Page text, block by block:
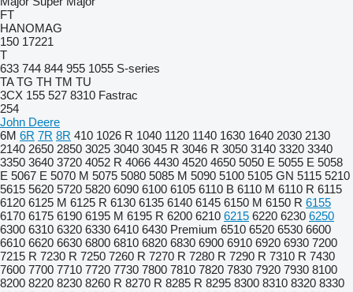
FT
HANOMAG
150 17221
T
633 744 844 955 1055 S-series
TA TG TH TM TU
3CX 155 527 8310 Fastrac
254
John Deere
6M 6R 7R 8R 410 1026 R 1040 1120 1140 1630 1640 2030 2130
2140 2650 2850 3025 3040 3045 R 3046 R 3050 3140 3320 3340
3350 3640 3720 4052 R 4066 4430 4520 4650 5050 E 5055 E 5058
E 5067 E 5070 M 5075 5080 5085 M 5090 5100 5105 GN 5115 5210
5615 5620 5720 5820 6090 6100 6105 6110 B 6110 M 6110 R 6115
6120 6125 M 6125 R 6130 6135 6140 6145 6150 M 6150 R 6155
6170 6175 6190 6195 M 6195 R 6200 6210 6215 6220 6230 6250
6300 6310 6320 6330 6410 6430 Premium 6510 6520 6530 6600
6610 6620 6630 6800 6810 6820 6830 6900 6910 6920 6930 7200
7215 R 7230 R 7250 7260 R 7270 R 7280 R 7290 R 7310 R 7430
7600 7700 7710 7720 7730 7800 7810 7820 7830 7920 7930 8100
8200 8220 8230 8260 R 8270 R 8285 R 8295 8300 8310 8320 8330